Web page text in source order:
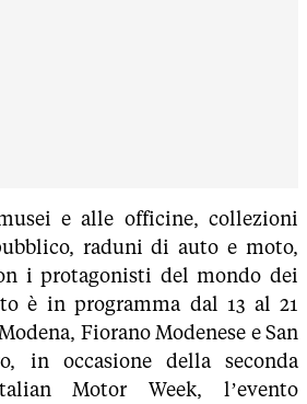
e alle officine, collezioni
raduni di auto e moto,
i protagonisti del mondo dei
è in programma dal 13 al 21
Fiorano Modenese e San
in occasione della seconda
Motor Week, l’evento